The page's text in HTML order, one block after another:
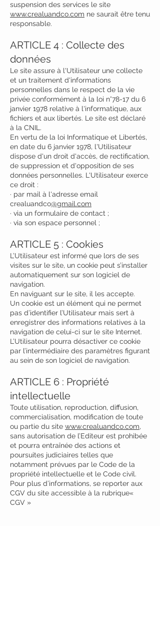
suspension des services le site
www.crealuandco.com ne saurait être tenu
responsable.
ARTICLE 4 : Collecte des
données
Le site assure à l'Utilisateur une collecte
et un traitement d'informations
personnelles dans le respect de la vie
privée conformément à la loi n°78-17 du 6
janvier 1978 relative à l'informatique, aux
fichiers et aux libertés. Le site est déclaré
à la CNIL.
En vertu de la loi Informatique et Libertés,
en date du 6 janvier 1978, l'Utilisateur
dispose d'un droit d'accès, de rectification,
de suppression et d'opposition de ses
données personnelles. L'Utilisateur exerce
ce droit :
· par mail à l'adresse email
crealuandco@gmail.com
· via un formulaire de contact ;
· via son espace personnel ;
ARTICLE 5 : Cookies
L’Utilisateur est informé que lors de ses
visites sur le site, un cookie peut s’installer
automatiquement sur son logiciel de
navigation.
En naviguant sur le site, il les accepte.
Un cookie est un élément qui ne permet
pas d’identifier l’Utilisateur mais sert à
enregistrer des informations relatives à la
navigation de celui-ci sur le site Internet.
L’Utilisateur pourra désactiver ce cookie
par l’intermédiaire des paramètres figurant
au sein de son logiciel de navigation.
ARTICLE 6 : Propriété
intellectuelle
Toute utilisation, reproduction, diffusion,
commercialisation, modification de toute
ou partie du site www.crealuandco.com,
sans autorisation de l’Editeur est prohibée
et pourra entraînée des actions et
poursuites judiciaires telles que
notamment prévues par le Code de la
propriété intellectuelle et le Code civil.
Pour plus d’informations, se reporter aux
CGV du site accessible à la rubrique«
CGV »